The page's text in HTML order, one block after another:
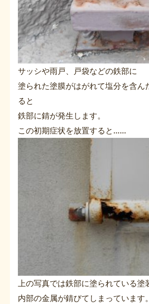
サッシや雨戸、戸袋などの鉄部に
塗られた塗膜がはがれて塩分を含ん
ると
鉄部に錆が発生します。
この初期症状を放置すると……
上の写真では鉄部に塗られている塗
内部の金属が錆びてしまっています。